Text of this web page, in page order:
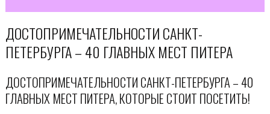
ДОСТОПРИМЕЧАТЕЛЬНОСТИ САНКТ-
ПЕТЕРБУРГА – 40 ГЛАВНЫХ МЕСТ ПИТЕРА
ДОСТОПРИМЕЧАТЕЛЬНОСТИ САНКТ-ПЕТЕРБУРГА – 40
ГЛАВНЫХ МЕСТ ПИТЕРА, КОТОРЫЕ СТОИТ ПОСЕТИТЬ!